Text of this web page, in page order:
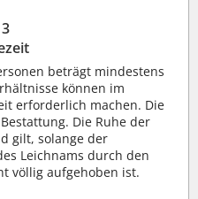
beträgt mindestens
können im
erforderlich machen. Die
Die Ruhe der
gilt, solange der
Leichnams durch den
völlig aufgehoben ist.